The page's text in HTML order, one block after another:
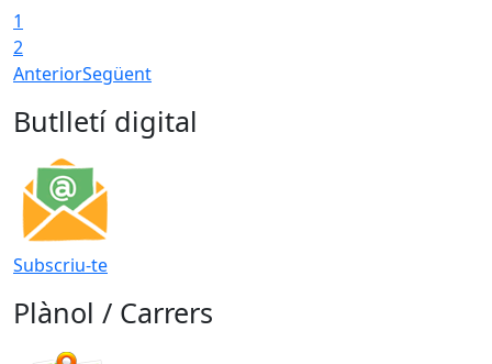
1
2
AnteriorSegüent
Butlletí digital
Subscriu-te
Plànol / Carrers